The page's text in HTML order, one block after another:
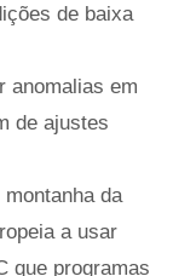
de baixa
anomalias em
de ajustes
da
a usar
que programas